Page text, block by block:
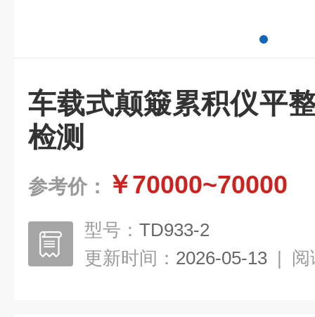
车载式颠簸累积仪平
检测
参考价： ￥70000~70000
型号： TD933-2
更新时间： 2026-05-13 | 阅